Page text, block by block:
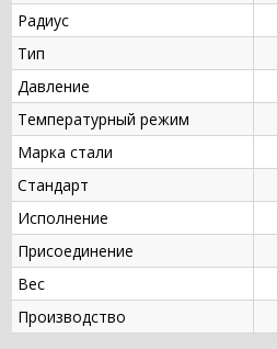
Радиус
Тип
Давление
Температурный режим
Марка стали
Стандарт
Исполнение
Присоединение
Вес
Производство